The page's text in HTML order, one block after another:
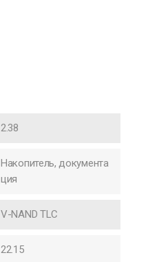
2.38
Накопитель, документа
ция
V-NAND TLC
22.15